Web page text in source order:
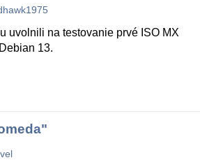
uvolnili na testovanie prvé ISO MX
13.